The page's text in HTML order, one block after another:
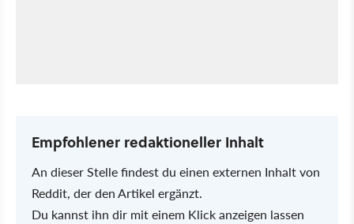
Empfohlener redaktioneller Inhalt
An dieser Stelle findest du einen externen Inhalt von
Reddit, der den Artikel ergänzt.
Du kannst ihn dir mit einem Klick anzeigen lassen